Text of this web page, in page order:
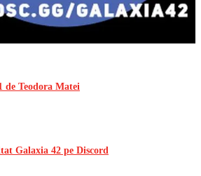
de Teodora Matei
Galaxia 42 pe Discord